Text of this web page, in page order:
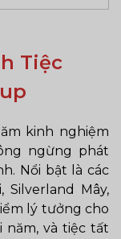
Tiệc
kinh nghiệm
ngừng phát
Nổi bật là các
Silverland Mây,
lý tưởng cho
năm, và tiệc tất